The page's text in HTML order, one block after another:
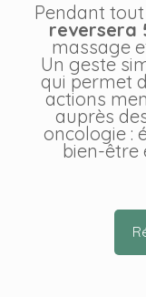
Pendant
reversera
massage
Un geste
qui permet
actions
auprès
oncologie :
bien-être